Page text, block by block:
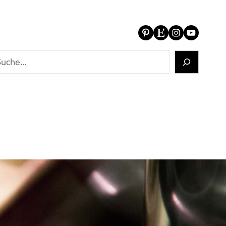
Pinterest Etsy Instagram YouTube